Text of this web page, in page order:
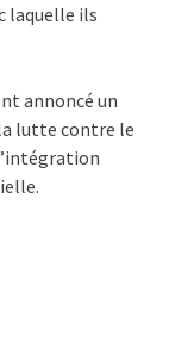
laquelle ils
annoncé un
lutte contre le